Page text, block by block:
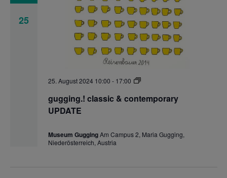
25
gugging.! classic & contemporary
UPDATE
25. August 2024 10:00 - 17:00
gugging.!
&
contemporary
Museum GuggingAm Campus 2, Maria Gugging,
Niederösterreich, Austria